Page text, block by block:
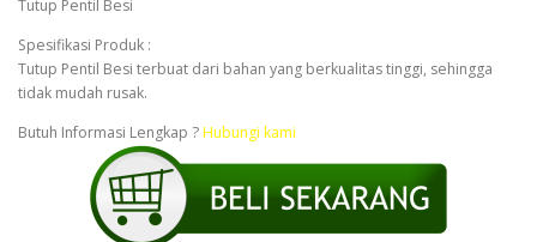
Tutup Pentil Besi
Spesifikasi Produk :
Tutup Pentil Besi terbuat dari bahan yang berkualitas tinggi, sehingga
tidak mudah rusak.
Butuh Informasi Lengkap ?Hubungi kami